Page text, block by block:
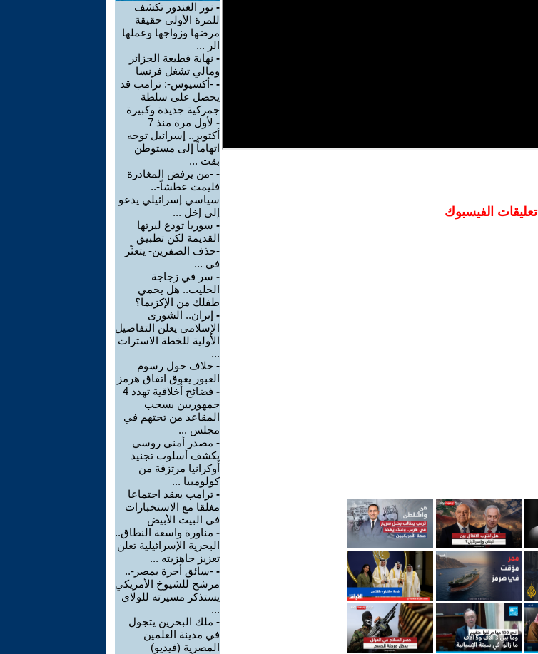
تعليقات الفيسبوك
- نور الغندور تكشف
للمرة الأولى حقيقة
مرضها وزواجها وعملها
الر ...
- نهاية قطيعة الجزائر
ومالي تشغل فرنسا
- -أكسيوس-: ترامب قد
يحصل على سلطة
جمركية جديدة وكبيرة
-
لأول مرة منذ 7
أكتوبر.. إسرائيل توجه
اتهاماً إلى مستوطن
بقت ...
- -من يرفض المغادرة
فليمت عطشاً-..
سياسي إسرائيلي يدعو
إلى إخل ...
- سوريا تودع ليرتها
القديمة لكن تطبيق
-حذف الصفرين- يتعثّر
في ...
- سر في زجاجة
الحليب.. هل يحمي
طفلك من الإكزيما؟
- إيران.. الشورى
الإسلامي يعلن التفاصيل
الأولية للخطة الاسترات
...
- خلاف حول رسوم
العبور يعوق اتفاق هرمز
-
فضائح أخلاقية تهدد 4
جمهوريين بسحب
المقاعد من تحتهم في
مجلس ...
- مصدر أمني روسي
يكشف أسلوب تجنيد
أوكرانيا مرتزقة من
كولومبيا ...
- ترامب يعقد اجتماعا
مغلقا مع الاستخبارات
في البيت الأبيض
- مناورة واسعة النطاق..
البحرية الإسرائيلية تعلن
تعزيز جاهزيته ...
- -سائق أجرة بمصر-..
مرشح للشيوخ الأمريكي
يستذكر مسيرته للولاي
...
- ملك البحرين يتجول
في مدينة العلمين
المصرية (فيديو)